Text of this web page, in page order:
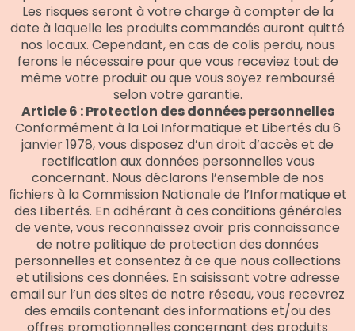
Les risques seront à votre charge à compter de la
date à laquelle les produits commandés auront quitté
nos locaux. Cependant, en cas de colis perdu, nous
ferons le nécessaire pour que vous receviez tout de
même votre produit ou que vous soyez remboursé
selon votre garantie.
Article 6 : Protection des données personnelles
Conformément à la Loi Informatique et Libertés du 6
janvier 1978, vous disposez d’un droit d’accès et de
rectification aux données personnelles vous
concernant. Nous déclarons l’ensemble de nos
fichiers à la Commission Nationale de l’Informatique et
des Libertés. En adhérant à ces conditions générales
de vente, vous reconnaissez avoir pris connaissance
de notre politique de protection des données
personnelles et consentez à ce que nous collections
et utilisions ces données. En saisissant votre adresse
email sur l’un des sites de notre réseau, vous recevrez
des emails contenant des informations et/ou des
offres promotionnelles concernant des produits